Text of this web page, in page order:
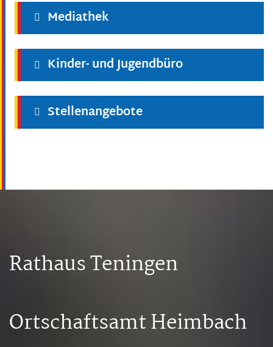
Mediathek
Kinder- und Jugendbüro
Stellenangebote
Rathaus Teningen
Ortschaftsamt Heimbach